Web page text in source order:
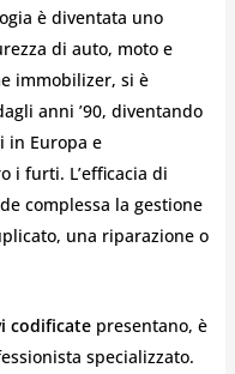
è diventata uno
di auto, moto e
immobilizer, si è
anni ’90, diventando
in Europa e
i furti. L’efficacia di
complessa la gestione
una riparazione o
codificatepresentano, è
specializzato.